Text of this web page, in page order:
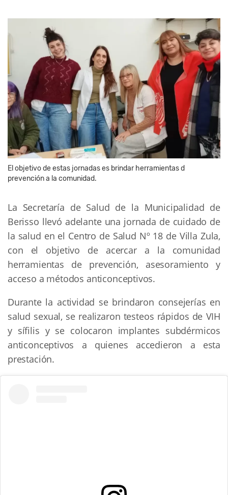
El objetivo de estas jornadas es brindar herramientas d
prevención a la comunidad.
La Secretaría de Salud de la Municipalidad de
Berisso llevó adelante una jornada de cuidado de
la salud en el Centro de Salud Nº 18 de Villa Zula,
con el objetivo de acercar a la comunidad
herramientas de prevención, asesoramiento y
acceso a métodos anticonceptivos.
Durante la actividad se brindaron consejerías en
salud sexual, se realizaron testeos rápidos de VIH
y sífilis y se colocaron implantes subdérmicos
anticonceptivos a quienes accedieron a esta
prestación.